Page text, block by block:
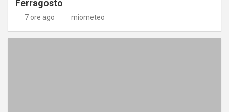
Ferragosto
7 ore ago miometeo